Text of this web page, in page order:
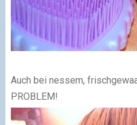
Auch bei nessem,
PROBLEM!